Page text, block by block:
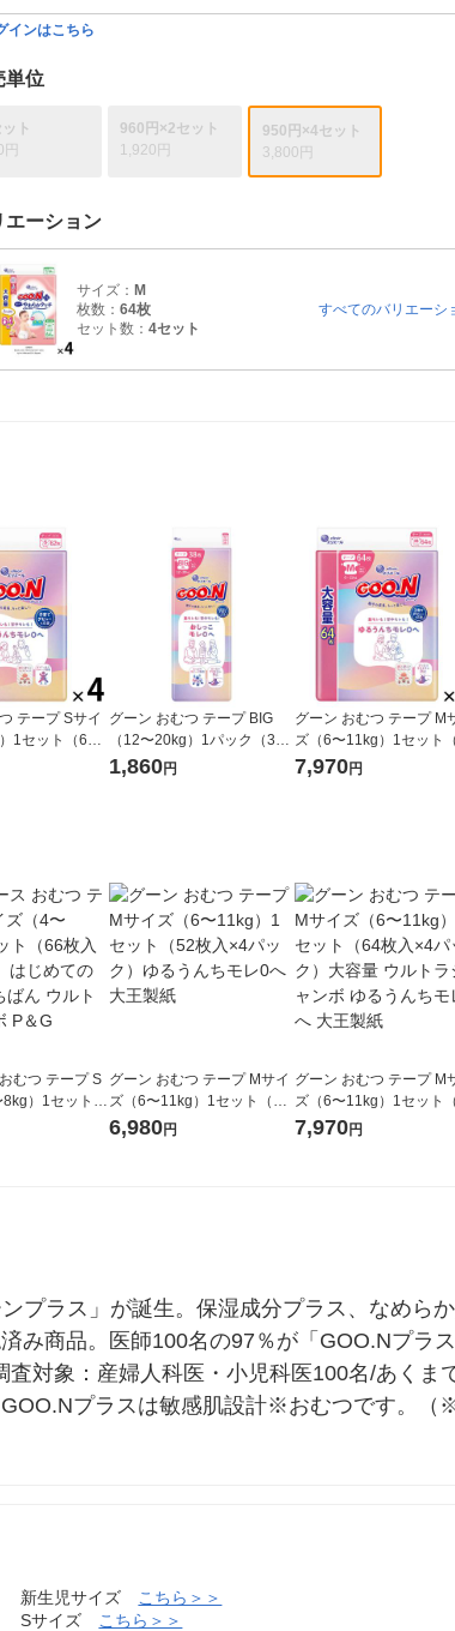
インはこちら
単位
ト
円
960円×2セット
1,920円
950円×4セット
3,800円
エーション
サイズ： M
枚数： 64枚
セット数： 4セット
すべてのバリエーシ
テープ Sサイ
1セット（62
）ゆるうんち
グーン おむつ テープ BIG
（12〜20kg）1パック（38
枚入）おしっこモレ0へ 大王
1,860円
グーン おむつ テープ M
ズ（6〜11kg）1セット
枚入×4パック）大容量 ウ
7,970円
むつ テープ S
）1セット
ック）はじめ
グーン おむつ テープ Mサイ
ズ（6〜11kg）1セット（52
枚入×4パック）ゆるうんち
6,980円
グーン おむつ テープ M
ズ（6〜11kg）1セット
枚入×4パック）大容量 ウ
7,970円
プラス」が誕生。保湿成分プラス、なめら
み商品。医師100名の97％が「GOO.Nプラ
対象：産婦人科医・小児科医100名/あくま
プラスは敏感肌設計※おむつです。（
新生児サイズ こちら＞＞
Sサイズ こちら＞＞